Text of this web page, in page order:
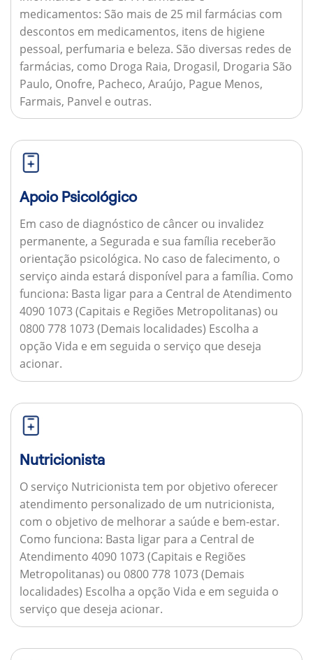
medicamentos: São mais de 25 mil farmácias com
descontos em medicamentos, itens de higiene
pessoal, perfumaria e beleza. São diversas redes de
farmácias, como Droga Raia, Drogasil, Drogaria São
Paulo, Onofre, Pacheco, Araújo, Pague Menos,
Farmais, Panvel e outras.
Apoio Psicológico
Em caso de diagnóstico de câncer ou invalidez
permanente, a Segurada e sua família receberão
orientação psicológica. No caso de falecimento, o
serviço ainda estará disponível para a família. Como
funciona: Basta ligar para a Central de Atendimento
4090 1073 (Capitais e Regiões Metropolitanas) ou
0800 778 1073 (Demais localidades) Escolha a
opção Vida e em seguida o serviço que deseja
acionar.
Nutricionista
O serviço Nutricionista tem por objetivo oferecer
atendimento personalizado de um nutricionista,
com o objetivo de melhorar a saúde e bem-estar.
Como funciona: Basta ligar para a Central de
Atendimento 4090 1073 (Capitais e Regiões
Metropolitanas) ou 0800 778 1073 (Demais
localidades) Escolha a opção Vida e em seguida o
serviço que deseja acionar.